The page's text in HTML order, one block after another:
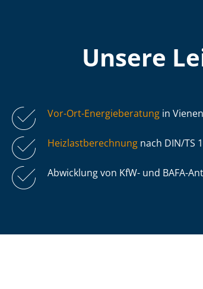
Unsere
Vor-Ort-Energieberatung in
Heiz­last­be­rech­nung nach DIN/TS
Abwicklung von KfW- und BAFA-